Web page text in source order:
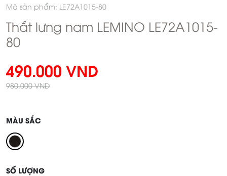
Mã sản phẩm: LE72A1015-80
Thắt lưng nam LEMINO LE72A1015-
80
490.000 VND
980.000 VND
MÀU SẮC
SỐ LƯỢNG